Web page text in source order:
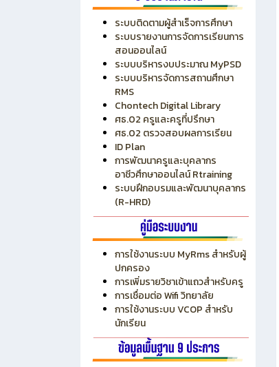
ระบบติดตามผู้สำเร็จการศึกษา
ระบบรายงานการจัดการเรียนการ
สอนออนไลน์
ระบบบริหารงบประมาณ MyPSD
ระบบบริหารจัดการสถานศึกษา
RMS
Chontech Digital Library
ศธ.02 ครูและครูที่ปรึกษา
ศธ.02 ตรวจสอบผลการเรียน
ID Plan
การพัฒนาครูและบุคลากร
อาชีวศึกษาออนไลน์ Rtraining
ระบบฝึกอบรมและพัฒนาบุคลากร
(R-HRD)
การใช้งานระบบ MyRms สำหรับผู้
ปกครอง
การเพิ่มรายวิชาเข้าแถวสำหรับครู
การเชื่อมต่อ Wifi วิทยาลัย
การใช้งานระบบ VCOP สำหรับ
นักเรียน